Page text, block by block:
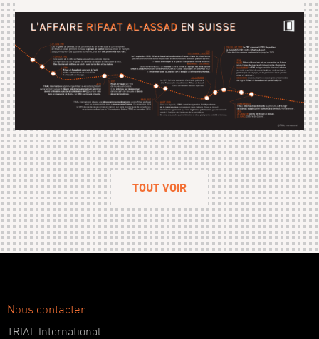
TOUT VOIR
Nous contacter
TRIAL International